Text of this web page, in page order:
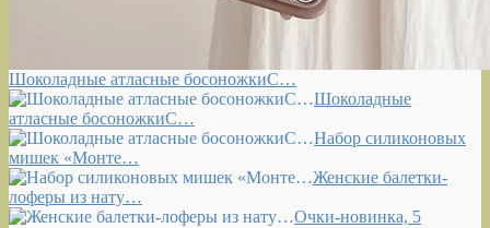
Шоколадные атласные босоножкиС…
Шоколадные
атласные босоножкиС…
Набор силиконовых
мишек «Монте…
Женские балетки-
лоферы из нату…
Очки-новинка, 5